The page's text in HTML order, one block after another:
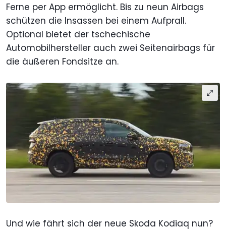
Ferne per App ermöglicht. Bis zu neun Airbags
schützen die Insassen bei einem Aufprall.
Optional bietet der tschechische
Automobilhersteller auch zwei Seitenairbags für
die äußeren Fondsitze an.
Und wie fährt sich der neue Skoda Kodiaq nun?